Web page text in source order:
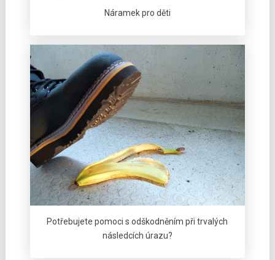
Náramek pro děti
Potřebujete pomoci s odškodněním při trvalých
následcích úrazu?